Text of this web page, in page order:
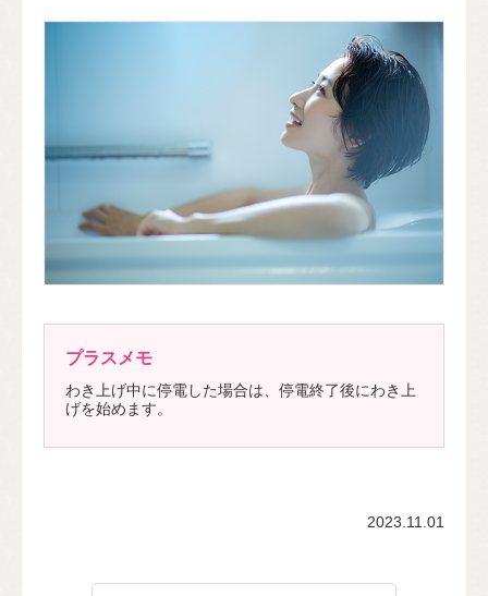
プラスメモ
わき上げ中に停電した場合は、停電終了後にわき上
げを始めます。
2023.11.01